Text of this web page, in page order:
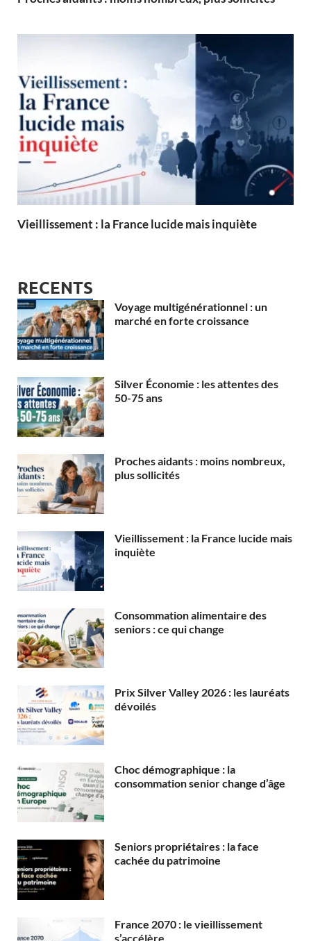
Vieillissement : la France lucide mais inquiète
RECENTS
Voyage multigénérationnel : un
marché en forte croissance
Silver Économie : les attentes des
50-75 ans
Proches aidants : moins nombreux,
plus sollicités
Vieillissement : la France lucide mais
inquiète
Consommation alimentaire des
seniors : ce qui change
Prix Silver Valley 2026 : les lauréats
dévoilés
Choc démographique : la
consommation senior change d’âge
Seniors propriétaires : la face
cachée du patrimoine
France 2070 : le vieillissement
s’accélère